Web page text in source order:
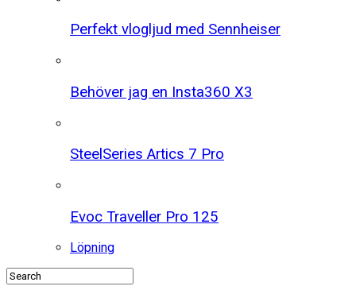
Perfekt vlogljud med Sennheiser
Behöver jag en Insta360 X3
SteelSeries Artics 7 Pro
Evoc Traveller Pro 125
Löpning